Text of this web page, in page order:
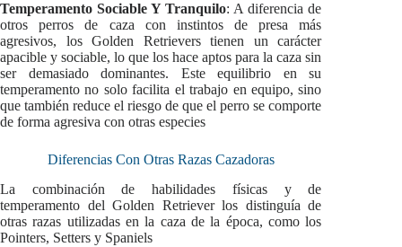
Temperamento Sociable Y Tranquilo: A diferencia de
otros perros de caza con instintos de presa más
agresivos, los Golden Retrievers tienen un carácter
apacible y sociable, lo que los hace aptos para la caza sin
ser demasiado dominantes. Este equilibrio en su
temperamento no solo facilita el trabajo en equipo, sino
que también reduce el riesgo de que el perro se comporte
de forma agresiva con otras especies
Diferencias Con Otras Razas Cazadoras
La combinación de habilidades físicas y de
temperamento del Golden Retriever los distinguía de
otras razas utilizadas en la caza de la época, como los
Pointers, Setters y Spaniels